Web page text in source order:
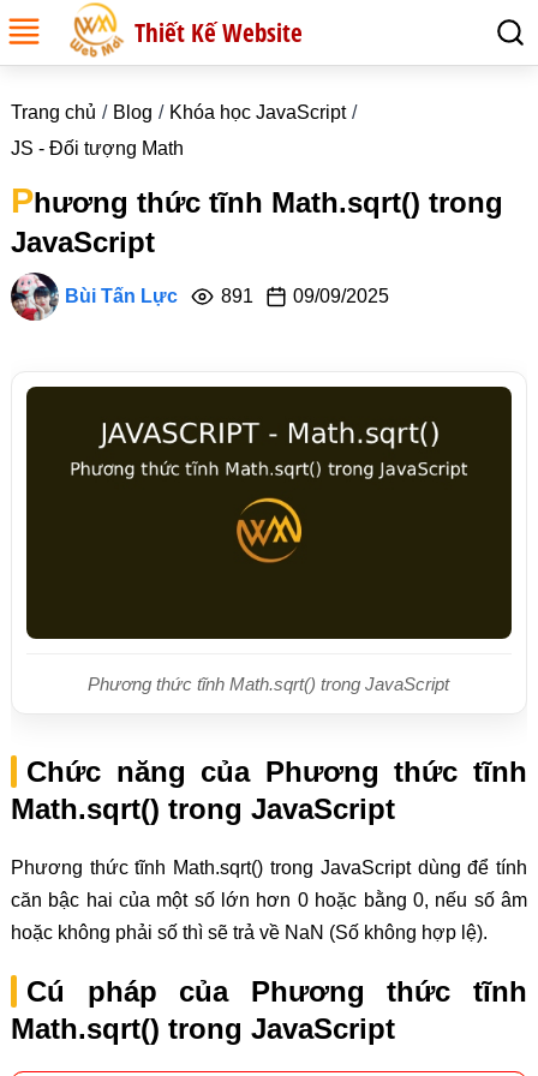
Thiết Kế Website
Trang chủ Blog
Khóa học JavaScript
JS - Đối tượng Math
Phương thức tĩnh Math.sqrt() trong
JavaScript
Bùi Tấn Lực 891 09/09/2025
Phương thức tĩnh Math.sqrt() trong JavaScript
Chức năng của Phương thức tĩnh
Math.sqrt() trong JavaScript
Phương thức tĩnh Math.sqrt() trong JavaScript dùng để tính
căn bậc hai của một số lớn hơn 0 hoặc bằng 0, nếu số âm
hoặc không phải số thì sẽ trả về NaN (Số không hợp lệ).
Cú pháp của Phương thức tĩnh
Math.sqrt() trong JavaScript